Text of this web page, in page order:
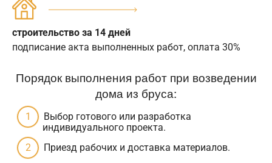
строительство за 14 дней
подписание акта выполненных работ, оплата 30%
Порядок выполнения работ при возведении
дома из бруса:
Выбор готового или разработка
индивидуального проекта.
Приезд рабочих и доставка материалов.